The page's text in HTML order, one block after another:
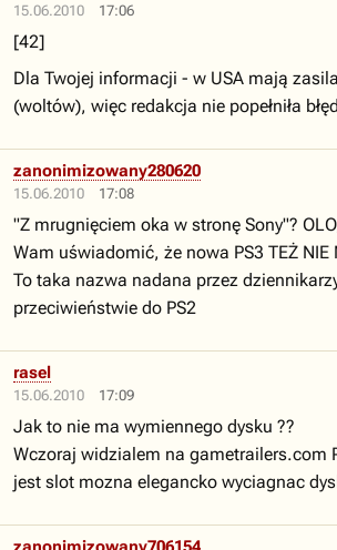
15.06.2010 17:06
[42]
Dla Twojej informacji - w USA mają
(woltów), więc redakcja nie popełniła
15.06.2010 17:08
zanonimizowany280620
"Z mrugnięciem oka w stronę Sony"?
Wam uświadomić, że nowa PS3 TEŻ NIE
To taka nazwa nadana przez
przeciwieństwie do PS2
15.06.2010 17:09
rasel
Jak to nie ma wymiennego dysku ??
Wczoraj widzialem na gametrailers.com
jest slot mozna elegancko wyciagnac